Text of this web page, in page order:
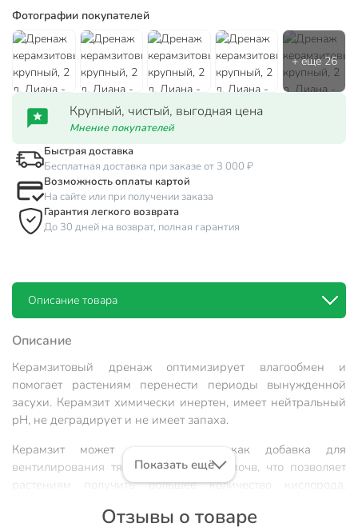
Фотографии покупателей
Крупный, чистый, выгодная цена
Мнение покупателей
Быстрая доставка
Бесплатная доставка при заказе от 3 000 ₽
Возможность оплаты картой
На сайте или при получении заказа
Гарантия легкого возврата
До 30 дней на возврат, полная гарантия
Описание товара
Описание
Керамзитовый дренаж оптимизирует влагообмен и
помогает растениям перенести периоды вынужденной
засухи. Керамзит химически инертен, имеет нейтральный
pH, не деградирует и не имеет запаха.
Керамзит может использоваться как добавка для
вентилирования тяжёлых глинистых почв, что позволяет
растениям получить большее количество кислорода.
дренаж препятствует закислению грунта, исключает
Показать ещё
Отзывы о товаре